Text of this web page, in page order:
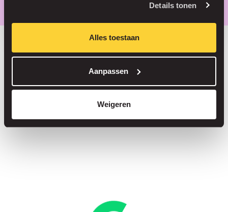
Details tonen
Alles toestaan
Aanpassen
Weigeren
Bespaar tot 30% in onze parkeergarages
Straatparkeren zonder servicekosten